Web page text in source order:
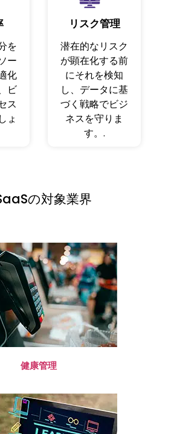
を
ー
化
ビ
ス
ょ
リスク管理
潜在的なリスク
が顕在化する前
にそれを検知
し、データに基
づく戦略でビジ
ネスを守りま
す。.
の対象業界
健康管理